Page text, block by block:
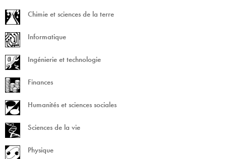
Chimie et sciences de la terre
Informatique
Ingénierie et technologie
Finances
Humanités et sciences sociales
Sciences de la vie
Physique